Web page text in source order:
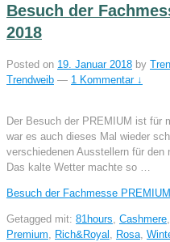
Besuch der
2018
Posted on 19. Januar 2018 by
Trendweib — 1 Kommentar ↓
Der Besuch der PREMIUM ist für
war es auch dieses Mal wieder
verschiedenen Ausstellern für den
Das kalte Wetter machte so …
Besuch der Fachmesse
Getagged mit: 81hours, Cashmere,
Premium, Rich&Royal , Rosa,